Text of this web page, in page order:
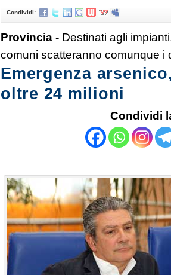
Condividi:
Provincia - Destinati agli
comuni scatteranno comunque i
Emergenza
oltre 24 milioni
Condividi